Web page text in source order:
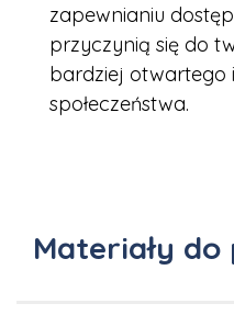
zapewnianiu
przyczynią się do
bardziej otwartego
społeczeństwa.
Materiały